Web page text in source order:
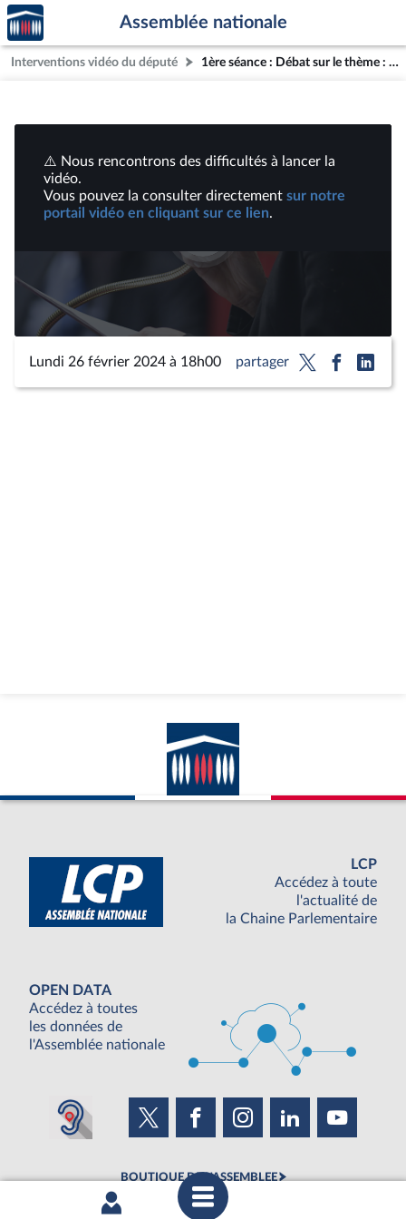
Aller au contenu
Aller en bas de la page
Accèder
à la
page
d'accueil
Assemblée nationale
Interventions vidéo du député 1ère séance : Débat sur le thème : "L'école publique face aux politiques de tri social" | Vidéos
Lire
la
vidéo
⚠️ Nous rencontrons des difficultés à lancer la
vidéo.
Vous pouvez la consulter directement sur notre
portail vidéo en cliquant sur ce lien.
Lundi 26 février 2024 à 18h00 partager
LCP
Accédez à toute
l'actualité de
la Chaine Parlementaire
OPEN DATA
Accédez à toutes
les données de
l'Assemblée nationale
BOUTIQUE DE L'ASSEMBLEE
UNE SEMAINE À L'ASSEMBLÉE